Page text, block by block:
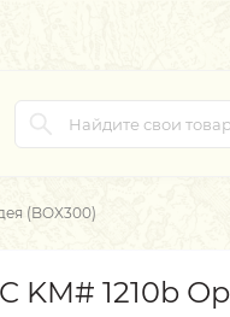
(BOX300)
KM# 1210b